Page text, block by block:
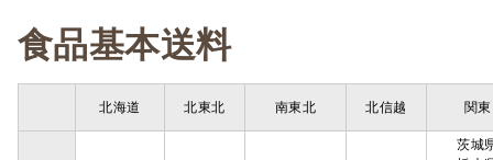
食品基本送料
北海道 北東北 南東北 北信越 関東
茨城